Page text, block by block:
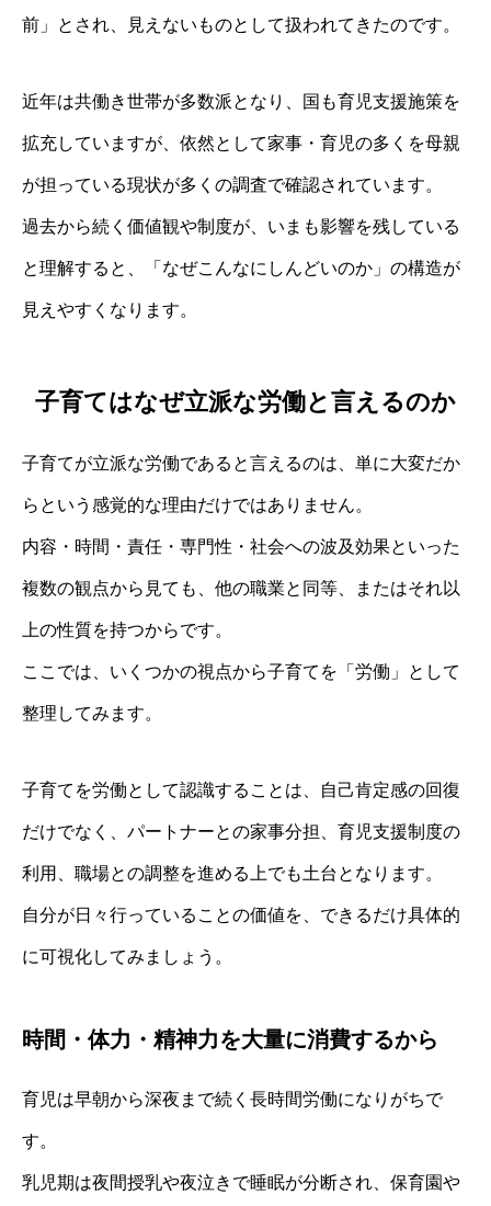
前」とされ、見えないものとして扱われてきたのです。
近年は共働き世帯が多数派となり、国も育児支援施策を
拡充していますが、依然として家事・育児の多くを母親
が担っている現状が多くの調査で確認されています。
過去から続く価値観や制度が、いまも影響を残している
と理解すると、「なぜこんなにしんどいのか」の構造が
見えやすくなります。
子育てはなぜ立派な労働と言えるのか
子育てが立派な労働であると言えるのは、単に大変だか
らという感覚的な理由だけではありません。
内容・時間・責任・専門性・社会への波及効果といった
複数の観点から見ても、他の職業と同等、またはそれ以
上の性質を持つからです。
ここでは、いくつかの視点から子育てを「労働」として
整理してみます。
子育てを労働として認識することは、自己肯定感の回復
だけでなく、パートナーとの家事分担、育児支援制度の
利用、職場との調整を進める上でも土台となります。
自分が日々行っていることの価値を、できるだけ具体的
に可視化してみましょう。
時間・体力・精神力を大量に消費するから
育児は早朝から深夜まで続く長時間労働になりがちで
す。
乳児期は夜間授乳や夜泣きで睡眠が分断され、保育園や